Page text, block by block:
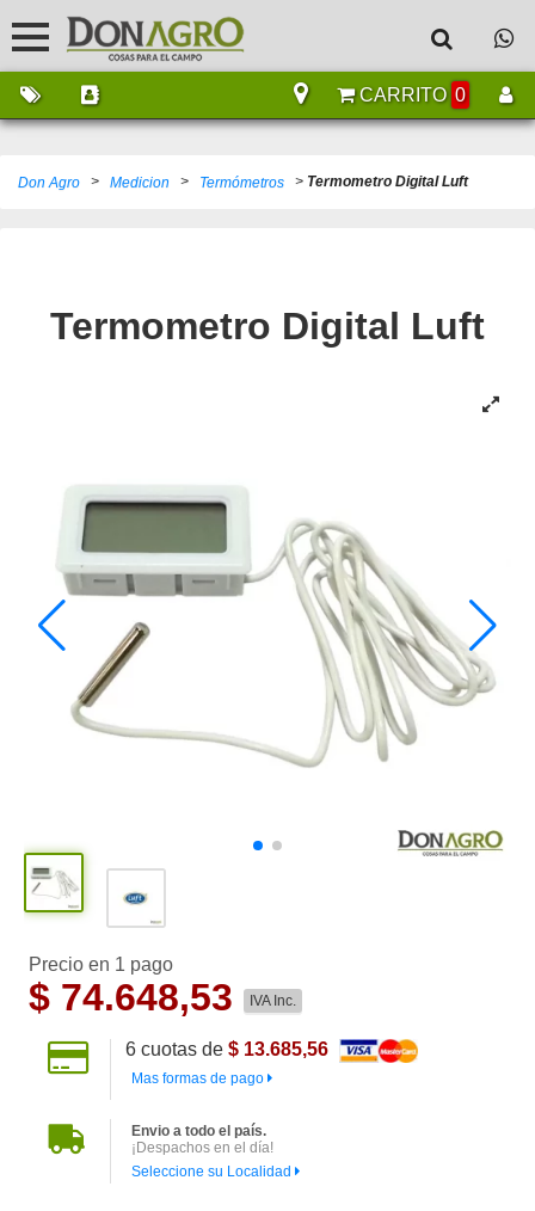
CARRITO 0
Don Agro > Medicion > Termómetros > Termometro Digital Luft
Termometro Digital Luft
Precio en 1 pago
$ 74.648,53 IVA Inc.
6cuotas de $ 13.685,56
Mas formas de pago
Envio a todo el país.
¡Despachos en el día!
Seleccione su Localidad